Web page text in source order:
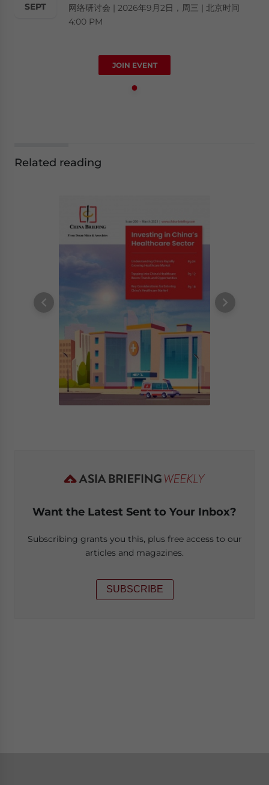
SEPT
网络研讨会 | 2026年9月2日，周三 | 北京时间
4:00 PM
JOIN EVENT
Related reading
Want the Latest Sent to Your Inbox?
Subscribing grants you this, plus free access to our
articles and magazines.
SUBSCRIBE